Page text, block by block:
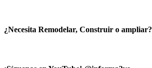
¿Necesita Remodelar, Construir o ampliar?